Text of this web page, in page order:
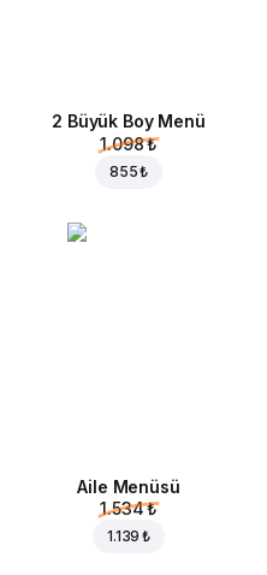
2 Büyük Boy Menü
1.098 ₺
855 ₺
Aile Menüsü
1.534 ₺
1.139 ₺